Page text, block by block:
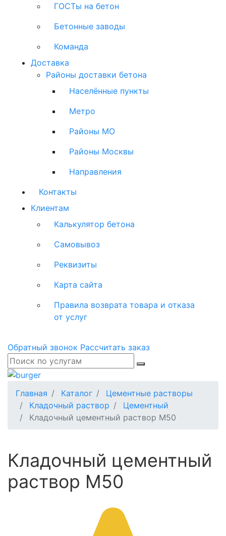
ГОСТы на бетон
Бетонные заводы
Команда
Доставка
Районы доставки бетона
Населённые пункты
Метро
Районы МО
Районы Москвы
Направления
Контакты
Клиентам
Калькулятор бетона
Самовывоз
Реквизиты
Карта сайта
Правила возврата товара и отказа
от услуг
Обратный звонок Рассчитать заказ
Главная Каталог
Цементные растворы
Кладочный раствор
Цементный
Кладочный цементный раствор М50
Кладочный цементный
раствор М50